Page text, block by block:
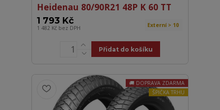
Heidenau 80/90R21 48P K 60 TT
1 793 Kč
1 482 Kč bez DPH Externí > 10
Přidat do košíku
DOPRAVA ZDARMA
ŠPIČKA TRHU